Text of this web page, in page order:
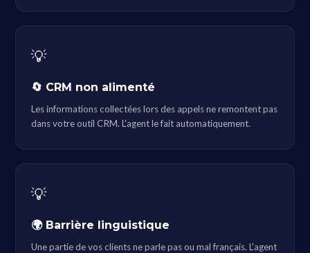
💡
🔄 CRM non alimenté
Les informations collectées lors des appels ne remontent pas
dans votre outil CRM. L'agent le fait automatiquement.
💡
🌍 Barrière linguistique
Une partie de vos clients ne parle pas ou mal français. L'agent